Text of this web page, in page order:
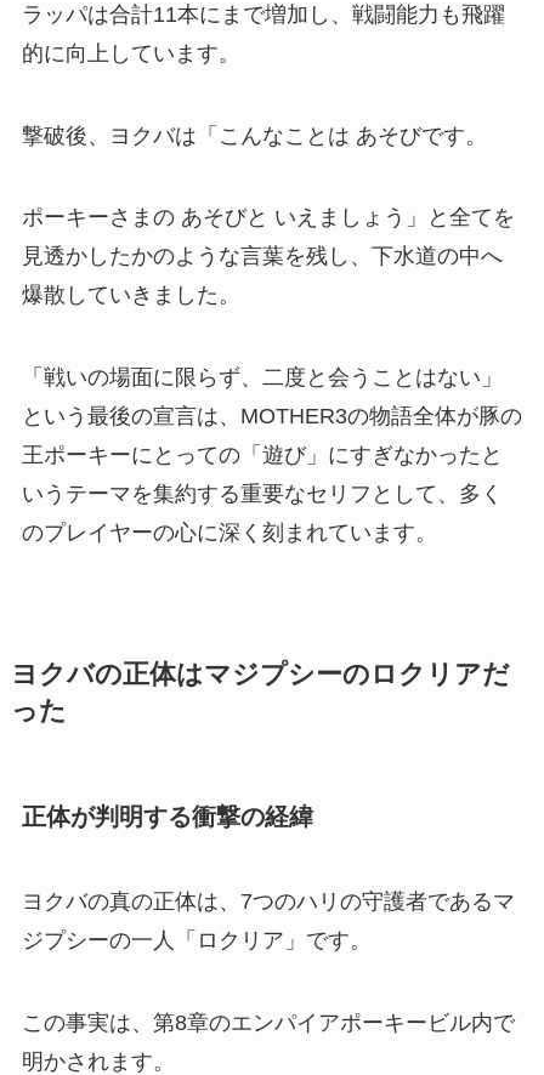
ラッパは合計11本にまで増加し、戦闘能力も飛躍
的に向上しています。
撃破後、ヨクバは「こんなことは あそびです。
ポーキーさまの あそびと いえましょう」と全てを
見透かしたかのような言葉を残し、下水道の中へ
爆散していきました。
「戦いの場面に限らず、二度と会うことはない」
という最後の宣言は、MOTHER3の物語全体が豚の
王ポーキーにとっての「遊び」にすぎなかったと
いうテーマを集約する重要なセリフとして、多く
のプレイヤーの心に深く刻まれています。
ヨクバの正体はマジプシーのロクリアだ
った
正体が判明する衝撃の経緯
ヨクバの真の正体は、7つのハリの守護者であるマ
ジプシーの一人「ロクリア」です。
この事実は、第8章のエンパイアポーキービル内で
明かされます。